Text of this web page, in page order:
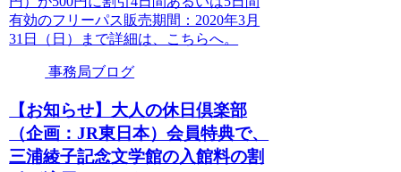
有効のフリーパス販売期間：2020年3月
31日（日）まで詳細は、こちらへ。
事務局ブログ
【お知らせ】大人の休日倶楽部
（企画：JR東日本）会員特典で、
三浦綾子記念文学館の入館料の割